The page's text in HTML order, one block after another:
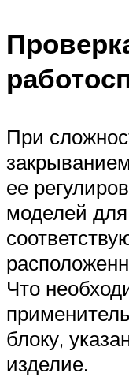
При
ее
моделей для
Что
блоку,
изделие.